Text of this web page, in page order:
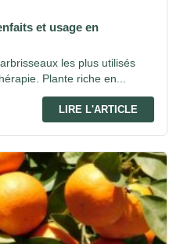
et usage en
les plus utilisés
Plante riche en...
LIRE L'ARTICLE